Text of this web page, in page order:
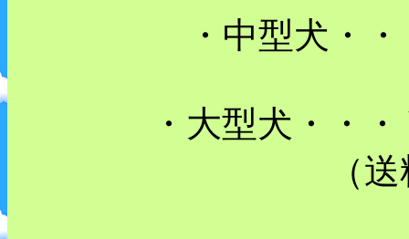
・中型犬・
・大型犬・・
（